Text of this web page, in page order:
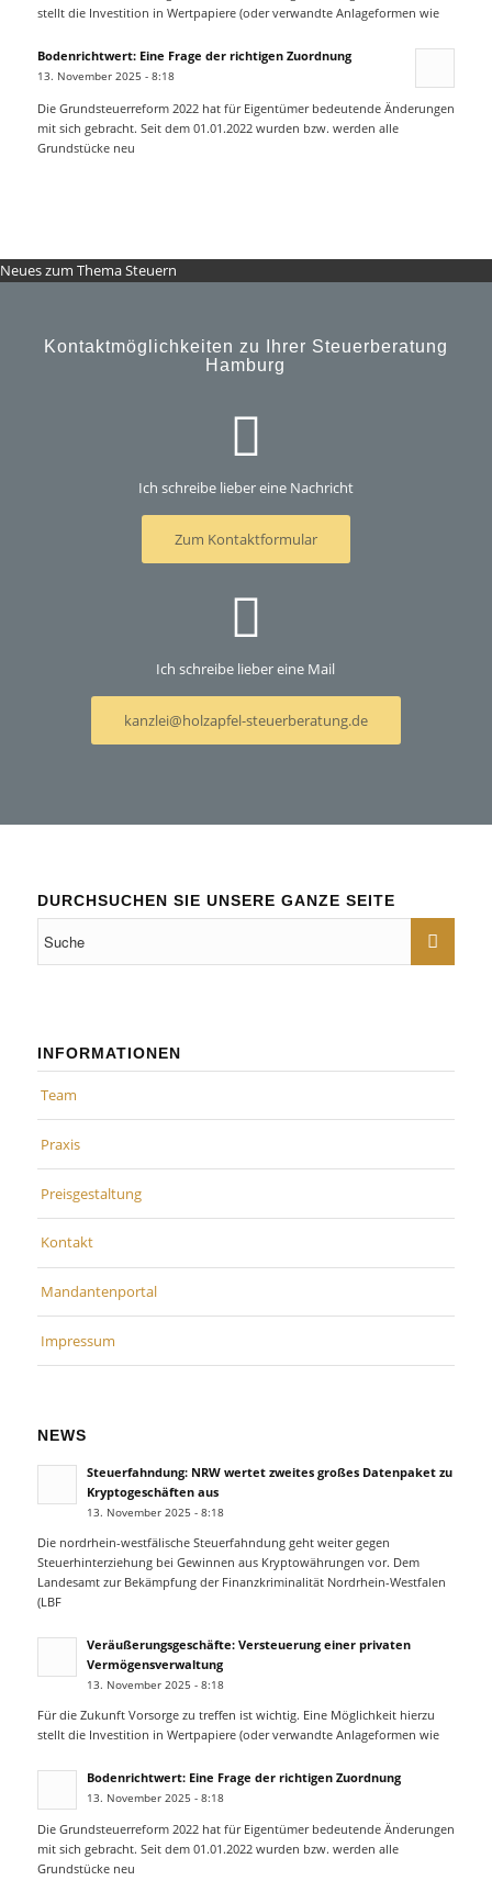
stellt die Investition in Wertpapiere (oder verwandte Anlageformen wie
Bodenrichtwert: Eine Frage der richtigen Zuordnung
13. November 2025 - 8:18
Die Grundsteuerreform 2022 hat für Eigentümer bedeutende Änderungen
mit sich gebracht. Seit dem 01.01.2022 wurden bzw. werden alle
Grundstücke neu
Neues zum Thema Steuern
Kontaktmöglichkeiten zu Ihrer Steuerberatung
Hamburg
Ich schreibe lieber eine Nachricht
Zum Kontaktformular
Ich schreibe lieber eine Mail
kanzlei@holzapfel-steuerberatung.de
DURCHSUCHEN SIE UNSERE GANZE SEITE
INFORMATIONEN
Team
Praxis
Preisgestaltung
Kontakt
Mandantenportal
Impressum
NEWS
Steuerfahndung: NRW wertet zweites großes Datenpaket zu
Kryptogeschäften aus
13. November 2025 - 8:18
Die nordrhein-westfälische Steuerfahndung geht weiter gegen
Steuerhinterziehung bei Gewinnen aus Kryptowährungen vor. Dem
Landesamt zur Bekämpfung der Finanzkriminalität Nordrhein-Westfalen
(LBF
Veräußerungsgeschäfte: Versteuerung einer privaten
Vermögensverwaltung
13. November 2025 - 8:18
Für die Zukunft Vorsorge zu treffen ist wichtig. Eine Möglichkeit hierzu
stellt die Investition in Wertpapiere (oder verwandte Anlageformen wie
Bodenrichtwert: Eine Frage der richtigen Zuordnung
13. November 2025 - 8:18
Die Grundsteuerreform 2022 hat für Eigentümer bedeutende Änderungen
mit sich gebracht. Seit dem 01.01.2022 wurden bzw. werden alle
Grundstücke neu